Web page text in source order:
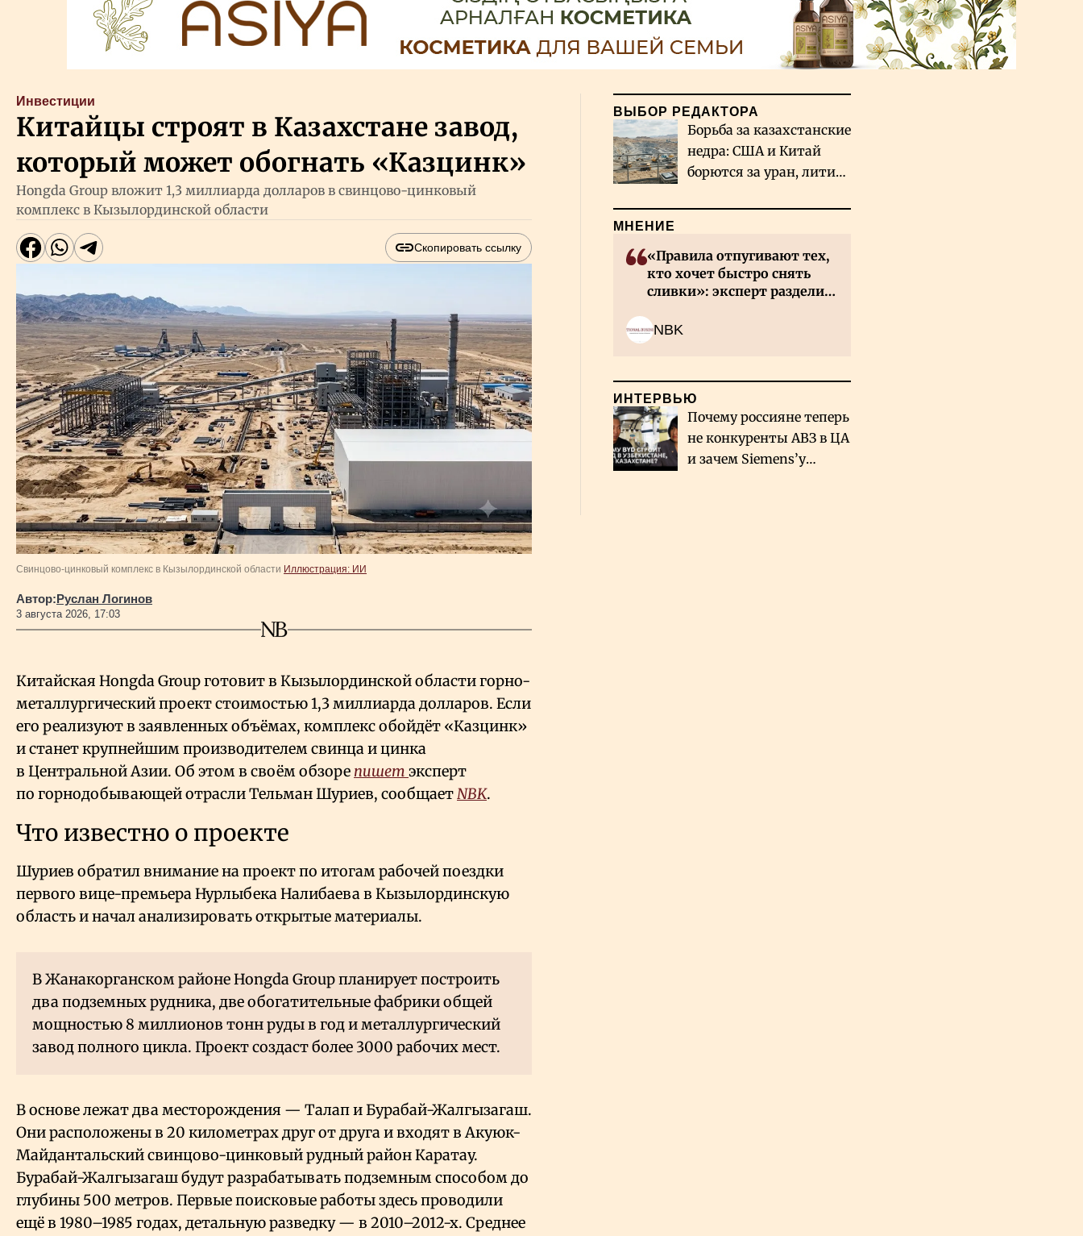
Инвестиции
Китайцы строят в Казахстане завод,
который может обогнать «Казцинк»
Hongda Group вложит 1,3 миллиарда долларов в свинцово-цинковый
комплекс в Кызылординской области
Скопировать ссылку
Свинцово-цинковый комплекс в Кызылординской области Иллюстрация: ИИ
Автор:Руслан Логинов
3 августа 2026, 17:03
Китайская Hongda Group готовит в Кызылординской области горно-
металлургический проект стоимостью 1,3 миллиарда долларов. Если
его реализуют в заявленных объёмах, комплекс обойдёт «Казцинк»
и станет крупнейшим производителем свинца и цинка
в Центральной Азии. Об этом в своём обзоре пишет эксперт
по горнодобывающей отрасли Тельман Шуриев, сообщаетNBK.
Что известно о проекте
Шуриев обратил внимание на проект по итогам рабочей поездки
первого вице-премьера Нурлыбека Налибаева в Кызылординскую
область и начал анализировать открытые материалы.
В Жанакорганском районе Hongda Group планирует построить
два подземных рудника, две обогатительные фабрики общей
мощностью 8 миллионов тонн руды в год и металлургический
завод полного цикла. Проект создаст более 3000 рабочих мест.
В основе лежат два месторождения — Талап и Бурабай-Жалгызагаш.
Они расположены в 20 километрах друг от друга и входят в Акуюк-
Майдантальский свинцово-цинковый рудный район Каратау.
Бурабай-Жалгызагаш будут разрабатывать подземным способом до
глубины 500 метров. Первые поисковые работы здесь проводили
ещё в 1980–1985 годах, детальную разведку — в 2010–2012-х. Среднее
ВЫБОР РЕДАКТОРА
Борьба за казахстанские
недра: США и Китай
борются за уран, литий
МНЕНИЕ
«Правила отпугивают тех,
кто хочет быстро снять
сливки»: эксперт разделил
NBK
ИНТЕРВЬЮ
Почему россияне теперь
не конкуренты АВЗ в ЦА
и зачем Siemens’у